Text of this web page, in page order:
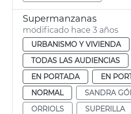
Supermanzanas
modificado hace 3 años
URBANISMO Y VIVIENDA
TODAS LAS AUDIENCIAS
EN PORTADA
EN
NORMAL
SANDRA
ORRIOLS
SUPERILLA